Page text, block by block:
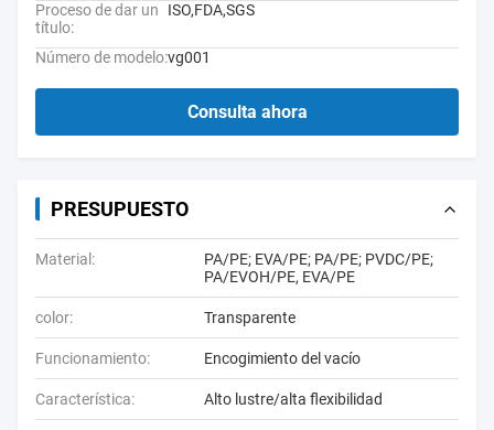
Proceso de dar un
título:
ISO,FDA,SGS
Número de modelo:vg001
Consulta ahora
PRESUPUESTO
Material:
PA/PE; EVA/PE; PA/PE; PVDC/PE;
PA/EVOH/PE, EVA/PE
color: Transparente
Funcionamiento: Encogimiento del vacío
Característica: Alto lustre/alta flexibilidad